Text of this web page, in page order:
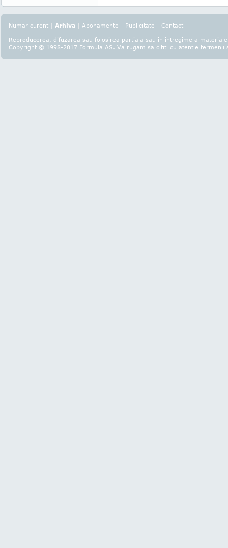
Numar curent | Arhiva | Abonamente | Publicitate | Contact
Reproducerea, difuzarea sau folosirea partiala sau in intregime a
Copyright © 1998-2017 Formula AS. Va rugam sa cititi cu atentie termenii